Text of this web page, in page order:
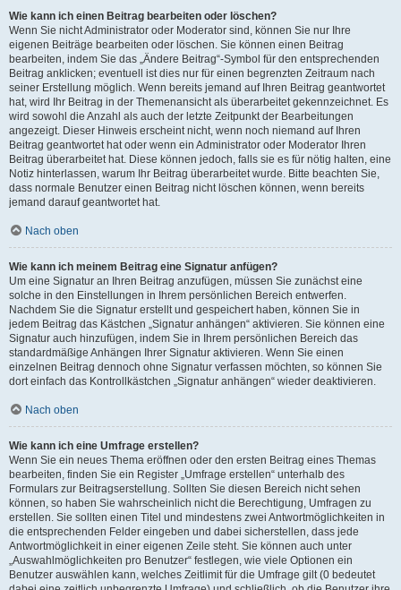
Wie kann ich einen Beitrag bearbeiten oder löschen?
Wenn Sie nicht Administrator oder Moderator sind, können Sie nur Ihre
eigenen Beiträge bearbeiten oder löschen. Sie können einen Beitrag
bearbeiten, indem Sie das „Ändere Beitrag“-Symbol für den entsprechenden
Beitrag anklicken; eventuell ist dies nur für einen begrenzten Zeitraum nach
seiner Erstellung möglich. Wenn bereits jemand auf Ihren Beitrag geantwortet
hat, wird Ihr Beitrag in der Themenansicht als überarbeitet gekennzeichnet. Es
wird sowohl die Anzahl als auch der letzte Zeitpunkt der Bearbeitungen
angezeigt. Dieser Hinweis erscheint nicht, wenn noch niemand auf Ihren
Beitrag geantwortet hat oder wenn ein Administrator oder Moderator Ihren
Beitrag überarbeitet hat. Diese können jedoch, falls sie es für nötig halten, eine
Notiz hinterlassen, warum Ihr Beitrag überarbeitet wurde. Bitte beachten Sie,
dass normale Benutzer einen Beitrag nicht löschen können, wenn bereits
jemand darauf geantwortet hat.
Nach oben
Wie kann ich meinem Beitrag eine Signatur anfügen?
Um eine Signatur an Ihren Beitrag anzufügen, müssen Sie zunächst eine
solche in den Einstellungen in Ihrem persönlichen Bereich entwerfen.
Nachdem Sie die Signatur erstellt und gespeichert haben, können Sie in
jedem Beitrag das Kästchen „Signatur anhängen“ aktivieren. Sie können eine
Signatur auch hinzufügen, indem Sie in Ihrem persönlichen Bereich das
standardmäßige Anhängen Ihrer Signatur aktivieren. Wenn Sie einen
einzelnen Beitrag dennoch ohne Signatur verfassen möchten, so können Sie
dort einfach das Kontrollkästchen „Signatur anhängen“ wieder deaktivieren.
Nach oben
Wie kann ich eine Umfrage erstellen?
Wenn Sie ein neues Thema eröffnen oder den ersten Beitrag eines Themas
bearbeiten, finden Sie ein Register „Umfrage erstellen“ unterhalb des
Formulars zur Beitragserstellung. Sollten Sie diesen Bereich nicht sehen
können, so haben Sie wahrscheinlich nicht die Berechtigung, Umfragen zu
erstellen. Sie sollten einen Titel und mindestens zwei Antwortmöglichkeiten in
die entsprechenden Felder eingeben und dabei sicherstellen, dass jede
Antwortmöglichkeit in einer eigenen Zeile steht. Sie können auch unter
„Auswahlmöglichkeiten pro Benutzer“ festlegen, wie viele Optionen ein
Benutzer auswählen kann, welches Zeitlimit für die Umfrage gilt (0 bedeutet